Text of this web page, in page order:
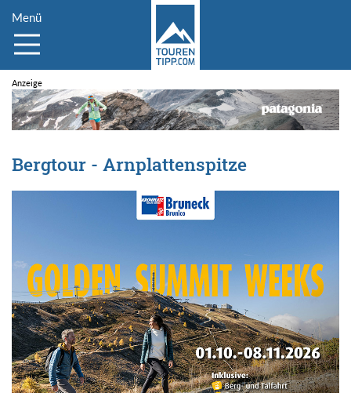
Menü
Bergtour - Arnplattenspitze